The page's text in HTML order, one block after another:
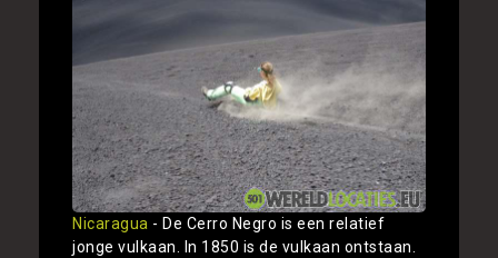
Nicaragua - De Cerro Negro is een relatief
jonge vulkaan. In 1850 is de vulkaan ontstaan.